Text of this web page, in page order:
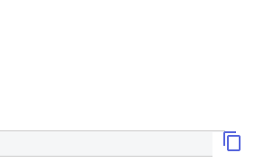
CALCIOMERCATO